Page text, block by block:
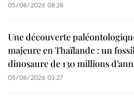
05/08/2026 08:28
Une découverte
majeure en Thaïlande : un
dinosaure de 130 millions
05/08/2026 03:27